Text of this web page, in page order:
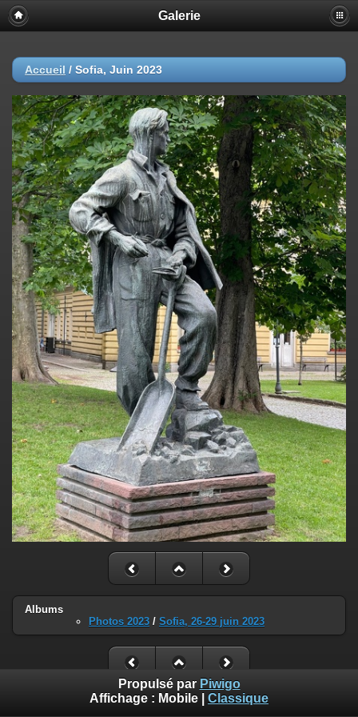
Galerie
Accueil / Sofia, Juin 2023
Albums
Photos 2023 / Sofia, 26-29 juin 2023
Propulsé par Piwigo
Affichage : Mobile Classique